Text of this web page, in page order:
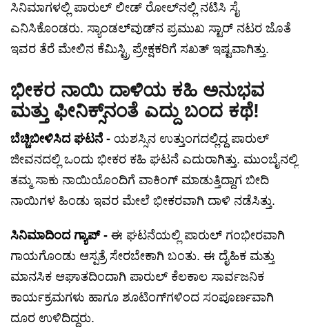
ಸಿನಿಮಾಗಳಲ್ಲಿ ಪಾರುಲ್ ಲೀಡ್ ರೋಲ್‌ನಲ್ಲಿ ನಟಿಸಿ ಸೈ
ಎನಿಸಿಕೊಂಡರು. ಸ್ಯಾಂಡಲ್‌ವುಡ್‌ನ ಪ್ರಮುಖ ಸ್ಟಾರ್ ನಟರ ಜೊತೆ
ಇವರ ತೆರೆ ಮೇಲಿನ ಕೆಮಿಸ್ಟ್ರಿ ಪ್ರೇಕ್ಷಕರಿಗೆ ಸಖತ್ ಇಷ್ಟವಾಗಿತ್ತು.
ಭೀಕರ ನಾಯಿ ದಾಳಿಯ ಕಹಿ ಅನುಭವ
ಮತ್ತು ಫೀನಿಕ್ಸ್‌ನಂತೆ ಎದ್ದು ಬಂದ ಕಥೆ!
ಬೆಚ್ಚಿಬೀಳಿಸಿದ ಘಟನೆ - ಯಶಸ್ಸಿನ ಉತ್ತುಂಗದಲ್ಲಿದ್ದ ಪಾರುಲ್
ಜೀವನದಲ್ಲಿ ಒಂದು ಭೀಕರ ಕಹಿ ಘಟನೆ ಎದುರಾಗಿತ್ತು. ಮುಂಬೈನಲ್ಲಿ
ತಮ್ಮ ಸಾಕು ನಾಯಿಯೊಂದಿಗೆ ವಾಕಿಂಗ್ ಮಾಡುತ್ತಿದ್ದಾಗ ಬೀದಿ
ನಾಯಿಗಳ ಹಿಂಡು ಇವರ ಮೇಲೆ ಭೀಕರವಾಗಿ ದಾಳಿ ನಡೆಸಿತ್ತು.
ಸಿನಿಮಾದಿಂದ ಗ್ಯಾಪ್ - ಈ ಘಟನೆಯಲ್ಲಿ ಪಾರುಲ್ ಗಂಭೀರವಾಗಿ
ಗಾಯಗೊಂಡು ಆಸ್ಪತ್ರೆ ಸೇರಬೇಕಾಗಿ ಬಂತು. ಈ ದೈಹಿಕ ಮತ್ತು
ಮಾನಸಿಕ ಆಘಾತದಿಂದಾಗಿ ಪಾರುಲ್ ಕೆಲಕಾಲ ಸಾರ್ವಜನಿಕ
ಕಾರ್ಯಕ್ರಮಗಳು ಹಾಗೂ ಶೂಟಿಂಗ್‌ಗಳಿಂದ ಸಂಪೂರ್ಣವಾಗಿ
ದೂರ ಉಳಿದಿದ್ದರು.